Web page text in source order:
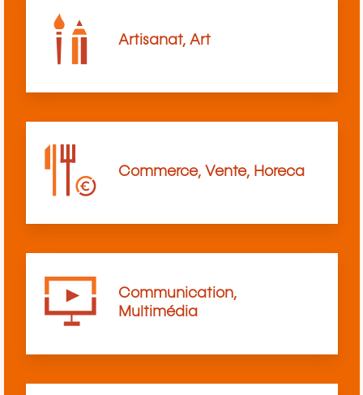
Artisanat, Art
Commerce, Vente, Horeca
Communication,
Multimédia